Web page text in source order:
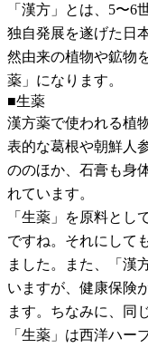
「漢方」とは、5〜6
独自発展を遂げた日
然由来の植物や鉱物
薬」になります。
■生薬
漢方薬で使われる植
表的な葛根や朝鮮人
ののほか、石膏も身
れています。
「生薬」を原料とし
ですね。それにして
ました。また、「漢
いますが、健康保険
ます。ちなみに、同
「生薬」は西洋ハー